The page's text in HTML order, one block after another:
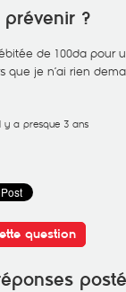
?
de 100da pour
que je n’ai rien
y a presque 3 ans
question